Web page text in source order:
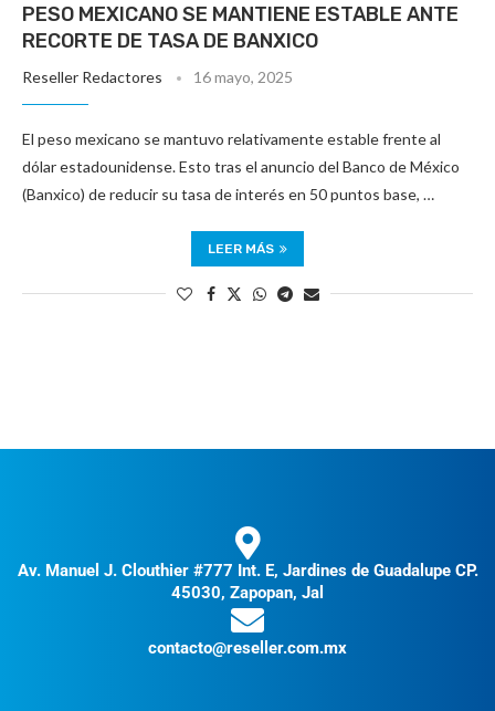
PESO MEXICANO SE MANTIENE ESTABLE ANTE
RECORTE DE TASA DE BANXICO
Reseller Redactores 16 mayo, 2025
El peso mexicano se mantuvo relativamente estable frente al
dólar estadounidense. Esto tras el anuncio del Banco de México
(Banxico) de reducir su tasa de interés en 50 puntos base, …
LEER MÁS
Av. Manuel J. Clouthier #777 Int. E, Jardines de Guadalupe CP.
45030, Zapopan, Jal
contacto@reseller.com.mx